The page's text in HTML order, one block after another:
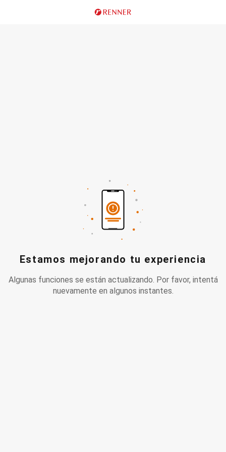
Estamos mejorando tu experiencia
Algunas funciones se están actualizando. Por favor, intentá
nuevamente en algunos instantes.